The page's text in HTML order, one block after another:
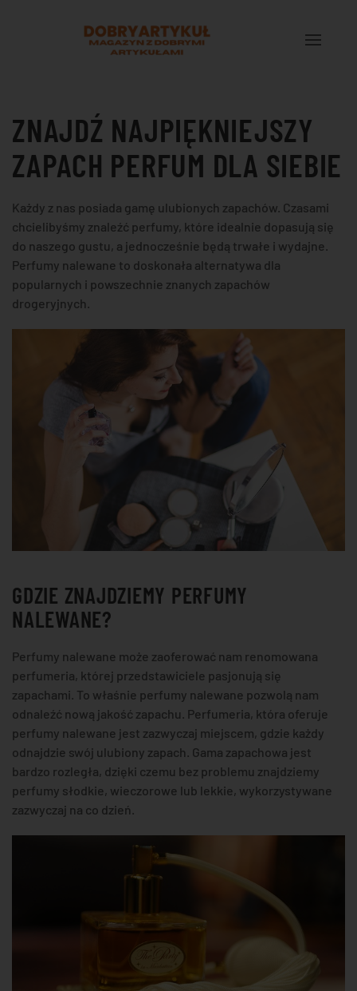
Przejdź do treści głównej
ZNAJDŹ NAJPIĘKNIEJSZY
ZAPACH PERFUM DLA SIEBIE
Każdy z nas posiada gamę ulubionych zapachów. Czasami
chcielibyśmy znaleźć perfumy, które idealnie dopasują się
do naszego gustu, a jednocześnie będą trwałe i wydajne.
Perfumy nalewane to doskonała alternatywa dla
popularnych i powszechnie znanych zapachów
drogeryjnych.
GDZIE ZNAJDZIEMY PERFUMY
NALEWANE?
Perfumy nalewane może zaoferować nam renomowana
perfumeria, której przedstawiciele pasjonują się
zapachami. To właśnie perfumy nalewane pozwolą nam
odnaleźć nową jakość zapachu. Perfumeria, która oferuje
perfumy nalewane jest zazwyczaj miejscem, gdzie każdy
odnajdzie swój ulubiony zapach. Gama zapachowa jest
bardzo rozległa, dzięki czemu bez problemu znajdziemy
perfumy słodkie, wieczorowe lub lekkie, wykorzystywane
zazwyczaj na co dzień.